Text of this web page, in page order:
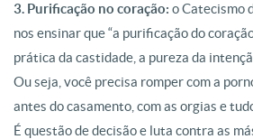
3. Purificação no coração: o Catecismo
nos ensinar que “a purificação do
prática da castidade, a pureza da
Ou seja, você precisa romper com a
antes do casamento, com as orgias e
É questão de decisão e luta contra as